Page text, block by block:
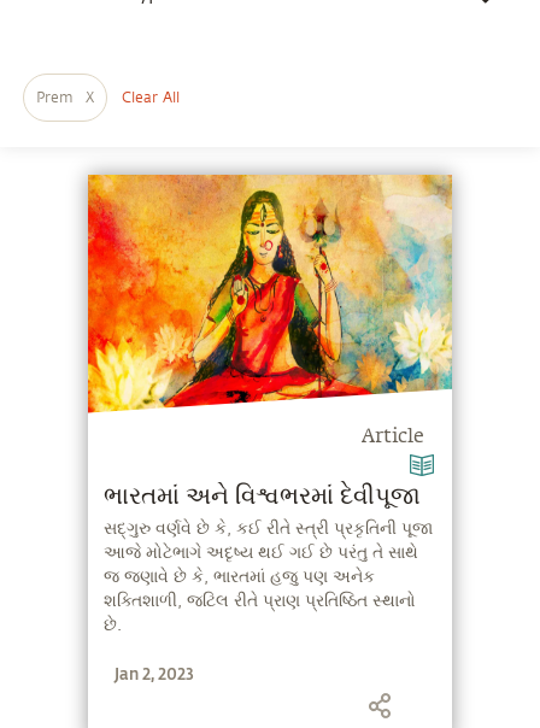
Prem X Clear All
Article
ભારતમાં અને વિશ્વભરમાં દેવીપૂજા
સદ્‍ગુરુ વર્ણવે છે કે, કઈ રીતે સ્ત્રી પ્રકૃતિની પૂજા
આજે મોટેભાગે અદૃષ્ય થઈ ગઈ છે પરંતુ તે સાથે
જ જણાવે છે કે, ભારતમાં હજુ પણ અનેક
શક્તિશાળી, જટિલ રીતે પ્રાણ પ્રતિષ્ઠિત સ્થાનો
છે.
Jan 2, 2023